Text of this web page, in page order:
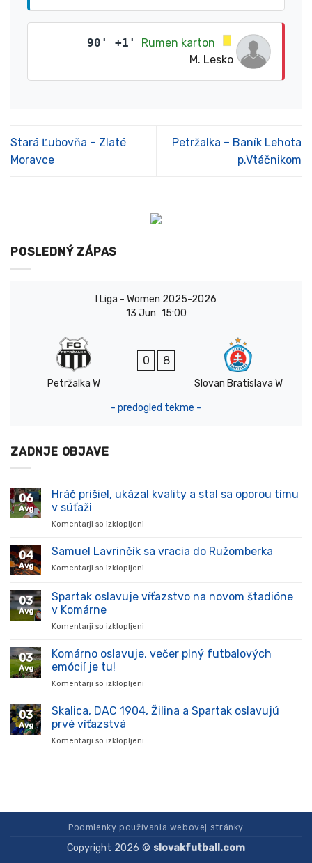
90' +1'
Rumen karton
M. Lesko
Stará Ľubovňa – Zlaté
Moravce
Petržalka – Baník Lehota
p.Vtáčnikom
POSLEDNÝ ZÁPAS
I Liga - Women 2025-2026
13 Jun 15:00
Petržalka W
0 8
Slovan Bratislava W
- predogled tekme -
ZADNJE OBJAVE
06
Avg
Hráč prišiel, ukázal kvality a stal sa oporou tímu
v súťaži
Komentarji so izklopljeni
prišiel,
stal
súťaži
04
Avg
Samuel Lavrinčík sa vracia do Ružomberka
Komentarji so izklopljeni
Lavrinčík
03
Avg
Spartak oslavuje víťazstvo na novom štadióne
v Komárne
Komentarji so izklopljeni
oslavuje
v
03
Avg
Komárno oslavuje, večer plný futbalových
emócií je tu!
Komentarji so izklopljeni
oslavuje,
03
Avg
Skalica, DAC 1904, Žilina a Spartak oslavujú
prvé víťazstvá
Komentarji so izklopljeni
Spartak
oslavujú
víťazstvá
Podmienky používania webovej stránky
Copyright 2026 © slovakfutball.com